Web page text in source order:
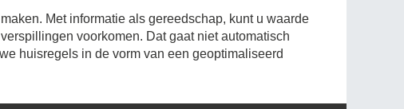
Met informatie als gereedschap, kunt u waarde
voorkomen. Dat gaat niet automatisch
huisregels in de vorm van een geoptimaliseerd